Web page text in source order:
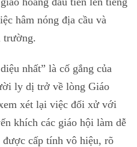
hâm nóng địa cầu và
trường.
nhất” là cố gắng của
ly dị trở về lòng Giáo
xét lại việc đối xử với
khích các giáo hội làm dễ
cấp tính vô hiệu, rõ